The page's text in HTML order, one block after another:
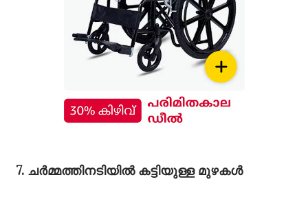
7. ചർമ്മത്തിനടിയില്‍ കട്ടിയുള്ള മുഴകള്‍